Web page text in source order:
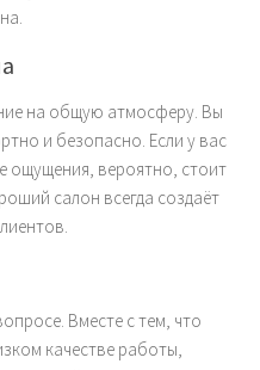
на общую атмосферу. Вы
и безопасно. Если у вас
ощущения, вероятно, стоит
салон всегда создаёт
Вместе с тем, что
качестве работы,